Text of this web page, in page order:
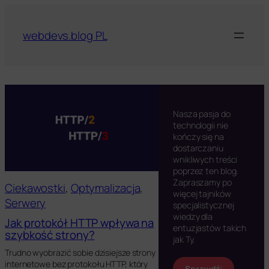
treściwebdevs.blog PL
Ciekawostki, Optymalizacja
Serwery
Jak protokół HTTP wpływa na
szybkość strony?
Trudno wyobrazić sobie dzisiejsze strony
internetowe bez protokołu HTTP, który
Nasza pasja do
technologii nie
kończy się na
dostarczaniu
wnikliwych treści
poprzez ten blog.
Zapraszamy po
więcej tajników
specjalistycznej
wiedzy dla
entuzjastów takich
jak Ty.